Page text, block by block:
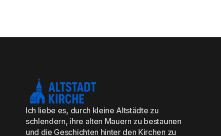
Ich liebe es, durch kleine Altstädte zu
schlendern, ihre alten Mauern zu bestaunen
und die Geschichten hinter den Kirchen zu